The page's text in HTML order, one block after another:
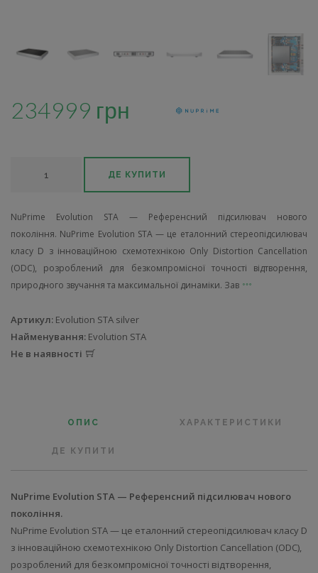
234999 грн
ДЕ КУПИТИ
NuPrime Evolution STA — Референсний підсилювач нового
покоління. NuPrime Evolution STA — це еталонний стереопідсилювач
класу D з інноваційною схемотехнікою Only Distortion Cancellation
(ODC), розроблений для безкомпромісної точності відтворення,
природного звучання та максимальної динаміки. Зав
Артикул: Evolution STA silver
Найменування: Evolution STA
Не в наявності
ОПИС ХАРАКТЕРИСТИКИ
ДЕ КУПИТИ
NuPrime Evolution STA — Референсний підсилювач нового
покоління.
NuPrime Evolution STA — це еталонний стереопідсилювач класу D
з інноваційною схемотехнікою Only Distortion Cancellation (ODC),
розроблений для безкомпромісної точності відтворення,